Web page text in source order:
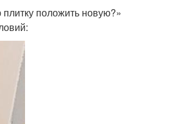
положить новую?»